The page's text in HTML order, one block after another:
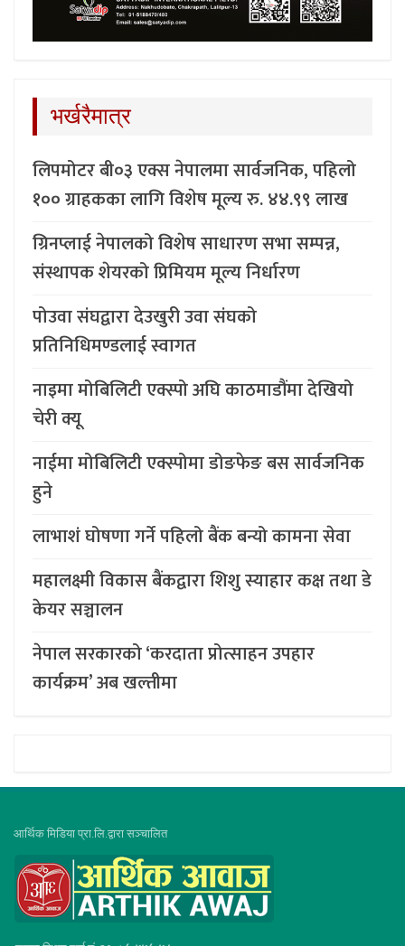
भर्खरैमात्र
लिपमोटर बी०३ एक्स नेपालमा सार्वजनिक, पहिलो
१०० ग्राहकका लागि विशेष मूल्य रु. ४४.९९ लाख
ग्रिनप्लाई नेपालको विशेष साधारण सभा सम्पन्न,
संस्थापक शेयरको प्रिमियम मूल्य निर्धारण
पोउवा संघद्वारा देउखुरी उवा संघको
प्रतिनिधिमण्डलाई स्वागत
नाइमा मोबिलिटी एक्स्पो अघि काठमाडौंमा देखियो
चेरी क्यू
नाईमा मोबिलिटी एक्स्पोमा डोङफेङ बस सार्वजनिक
हुने
लाभाशं घोषणा गर्ने पहिलो बैंक बन्यो कामना सेवा
महालक्ष्मी विकास बैंकद्वारा शिशु स्याहार कक्ष तथा डे
केयर सञ्चालन
नेपाल सरकारको ‘करदाता प्रोत्साहन उपहार
कार्यक्रम’ अब खल्तीमा
आर्थिक मिडिया प्रा.लि.द्वारा सञ्चालित